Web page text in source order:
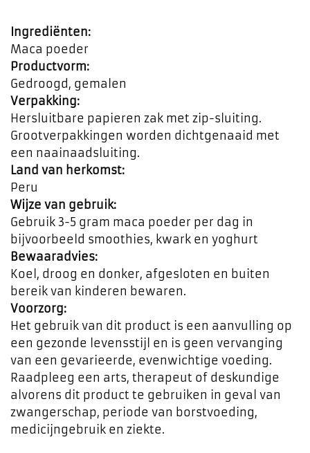
Ingrediënten:
Maca poeder
Productvorm:
Gedroogd, gemalen
Verpakking:
Hersluitbare papieren zak met zip-sluiting.
Grootverpakkingen worden dichtgenaaid met
een naainaadsluiting.
Land van herkomst:
Peru
Wijze van gebruik:
Gebruik 3-5 gram maca poeder per dag in
bijvoorbeeld smoothies, kwark en yoghurt
Bewaaradvies:
Koel, droog en donker, afgesloten en buiten
bereik van kinderen bewaren.
Voorzorg:
Het gebruik van dit product is een aanvulling op
een gezonde levensstijl en is geen vervanging
van een gevarieerde, evenwichtige voeding.
Raadpleeg een arts, therapeut of deskundige
alvorens dit product te gebruiken in geval van
zwangerschap, periode van borstvoeding,
medicijngebruik en ziekte.